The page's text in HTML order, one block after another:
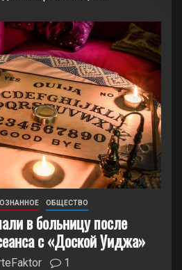
ОБЩЕСТВО
в больницу после
с «Доской Уиджа»
1